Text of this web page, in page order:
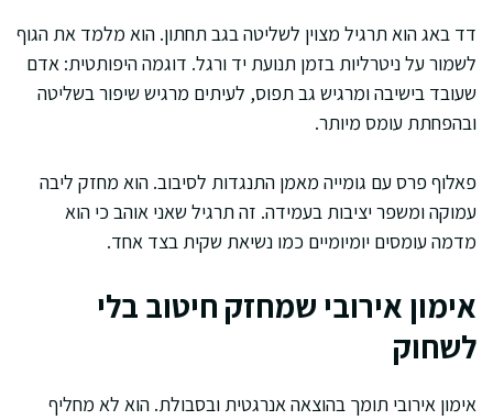
דד באג הוא תרגיל מצוין לשליטה בגב תחתון. הוא מלמד את הגוף
לשמור על ניטרליות בזמן תנועת יד ורגל. דוגמה היפותטית: אדם
שעובד בישיבה ומרגיש גב תפוס, לעיתים מרגיש שיפור בשליטה
ובהפחתת עומס מיותר.
פאלוף פרס עם גומייה מאמן התנגדות לסיבוב. הוא מחזק ליבה
עמוקה ומשפר יציבות בעמידה. זה תרגיל שאני אוהב כי הוא
מדמה עומסים יומיומיים כמו נשיאת שקית בצד אחד.
אימון אירובי שמחזק חיטוב בלי
לשחוק
אימון אירובי תומך בהוצאה אנרגטית ובסבולת. הוא לא מחליף